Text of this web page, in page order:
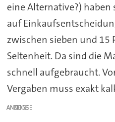
eine Alternative?)
auf
zwischen sieben und 15
Seltenheit. Da sind die
schnell aufgebraucht.
Vergaben muss exakt
ANZEIGE